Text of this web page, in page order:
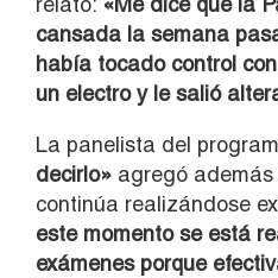
cansada la semana
había tocado control
un electro y le salió
La panelista del
decirlo» agregó
continúa realizándose
este momento se está
exámenes porque